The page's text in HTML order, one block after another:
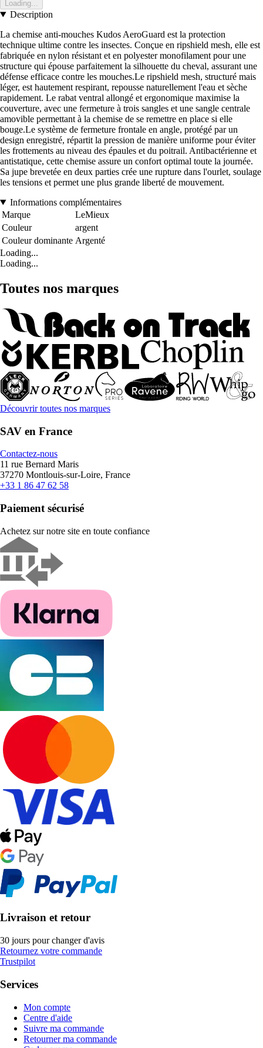
Loading...
Description
La chemise anti-mouches Kudos AeroGuard est la protection
technique ultime contre les insectes. Conçue en ripshield mesh, elle est
fabriquée en nylon résistant et en polyester monofilament pour une
structure qui épouse parfaitement la silhouette du cheval, assurant une
défense efficace contre les mouches.Le ripshield mesh, structuré mais
léger, est hautement respirant, repousse naturellement l'eau et sèche
rapidement. Le rabat ventral allongé et ergonomique maximise la
couverture, avec une fermeture à trois sangles et une sangle centrale
amovible permettant à la chemise de se remettre en place si elle
bouge.Le système de fermeture frontale en angle, protégé par un
design enregistré, répartit la pression de manière uniforme pour éviter
les frottements au niveau des épaules et du poitrail. Antibactérienne et
antistatique, cette chemise assure un confort optimal toute la journée.
Sa jupe brevetée en deux parties crée une rupture dans l'ourlet, soulage
les tensions et permet une plus grande liberté de mouvement.
Informations complémentaires
Marque
LeMieux
Couleur
argent
Couleur dominante Argenté
Loading...
Loading...
Toutes nos marques
Découvrir toutes nos marques
SAV en France
Contactez-nous
11 rue Bernard Maris
37270 Montlouis-sur-Loire, France
+33 1 86 47 62 58
Paiement sécurisé
Achetez sur notre site en toute confiance
Livraison et retour
30 jours pour changer d'avis
Retournez votre commande
Trustpilot
Services
Mon compte
Centre d'aide
Suivre ma commande
Retourner ma commande